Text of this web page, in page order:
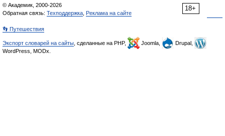
18+
© Академик, 2000-2026
Обратная связь: Техподдержка Реклама на сайте
👣 Путешествия
Экспорт словарей на сайты , сделанные на PHP, Joomla,
Drupal,
WordPress, MODx.